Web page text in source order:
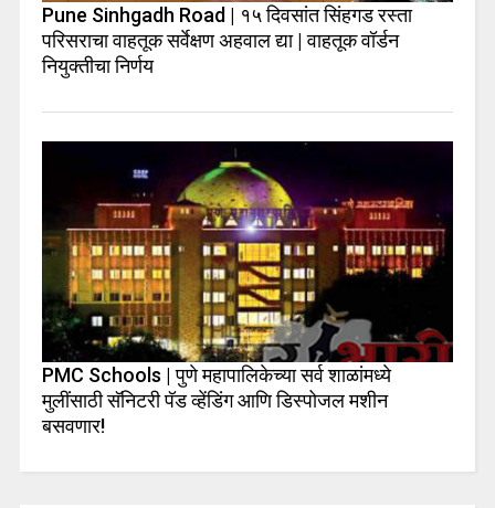
Pune Sinhgadh Road | १५ दिवसांत सिंहगड रस्ता
परिसराचा वाहतूक सर्वेक्षण अहवाल द्या | वाहतूक वॉर्डन
नियुक्तीचा निर्णय
PMC Schools | पुणे महापालिकेच्या सर्व शाळांमध्ये
मुलींसाठी सॅनिटरी पॅड व्हेंडिंग आणि डिस्पोजल मशीन
बसवणार!